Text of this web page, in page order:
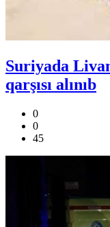
Suriyada
qarşısı alınıb
0
0
45